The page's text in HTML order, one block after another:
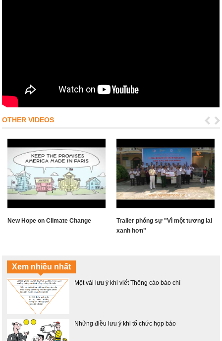
OTHER VIDEOS
New Hope on Climate Change
Trailer phóng sự "Vì một tương lai
xanh hơn"
Xem nhiều nhất
Một vài lưu ý khi viết Thông cáo báo chí
Những điều lưu ý khi tổ chức họp báo